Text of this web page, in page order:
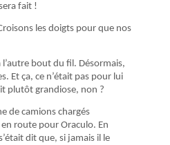
fait !
les doigts pour que nos
bout du fil. Désormais,
Et ça, ce n’était pas pour lui
plutôt grandiose, non ?
de camions chargés
route pour Oraculo. En
dit que, si jamais il le